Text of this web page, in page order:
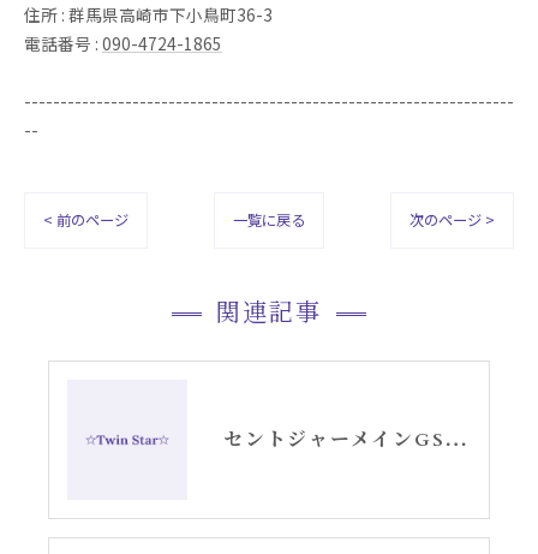
住所 : 群馬県高崎市下小鳥町36-3
電話番号 : 090-4724-1865
--------------------------------------------------------------------
--
< 前のページ 一覧に戻る 次のページ >
関連記事
セントジャーメインGSVF14日間〜ご感想〜